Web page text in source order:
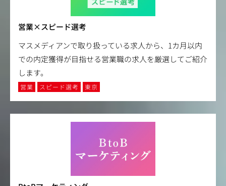
営業×スピード選考
マスメディアンで取り扱っている求人から、1カ月以内
での内定獲得が目指せる営業職の求人を厳選してご紹介
します。
営業 スピード選考 東京